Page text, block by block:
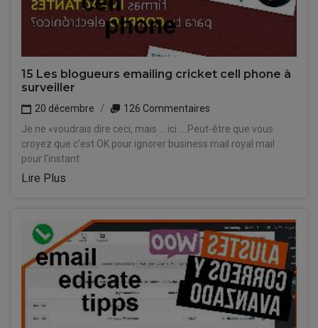
15 Les blogueurs emailing cricket cell phone à
surveiller
20 décembre
126 Commentaires
Je ne «voudrais dire ceci, mais ... ici ... Peut-être que vous
croyez que c'est OK pour ignorer business mail royal mail
pour l'instant.
Lire Plus